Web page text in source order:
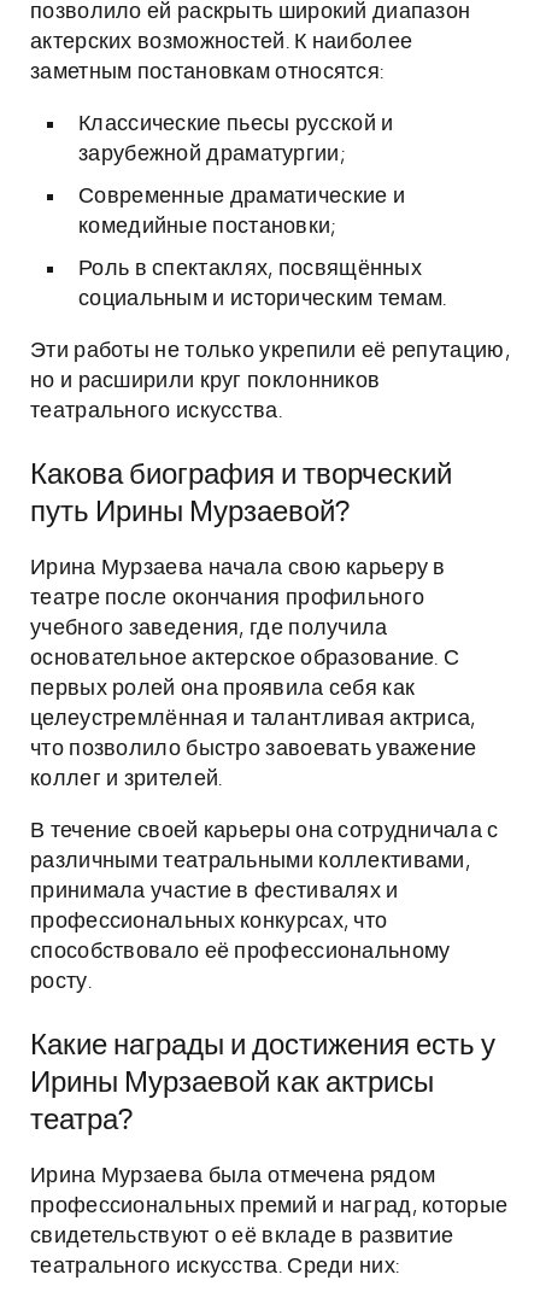
позволило ей раскрыть широкий диапазон
актерских возможностей. К наиболее
заметным постановкам относятся:
Классические пьесы русской и
зарубежной драматургии;
Современные драматические и
комедийные постановки;
Роль в спектаклях, посвящённых
социальным и историческим темам.
Эти работы не только укрепили её репутацию,
но и расширили круг поклонников
театрального искусства.
Какова биография и творческий
путь Ирины Мурзаевой?
Ирина Мурзаева начала свою карьеру в
театре после окончания профильного
учебного заведения, где получила
основательное актерское образование. С
первых ролей она проявила себя как
целеустремлённая и талантливая актриса,
что позволило быстро завоевать уважение
коллег и зрителей.
В течение своей карьеры она сотрудничала с
различными театральными коллективами,
принимала участие в фестивалях и
профессиональных конкурсах, что
способствовало её профессиональному
росту.
Какие награды и достижения есть у
Ирины Мурзаевой как актрисы
театра?
Ирина Мурзаева была отмечена рядом
профессиональных премий и наград, которые
свидетельствуют о её вкладе в развитие
театрального искусства. Среди них: